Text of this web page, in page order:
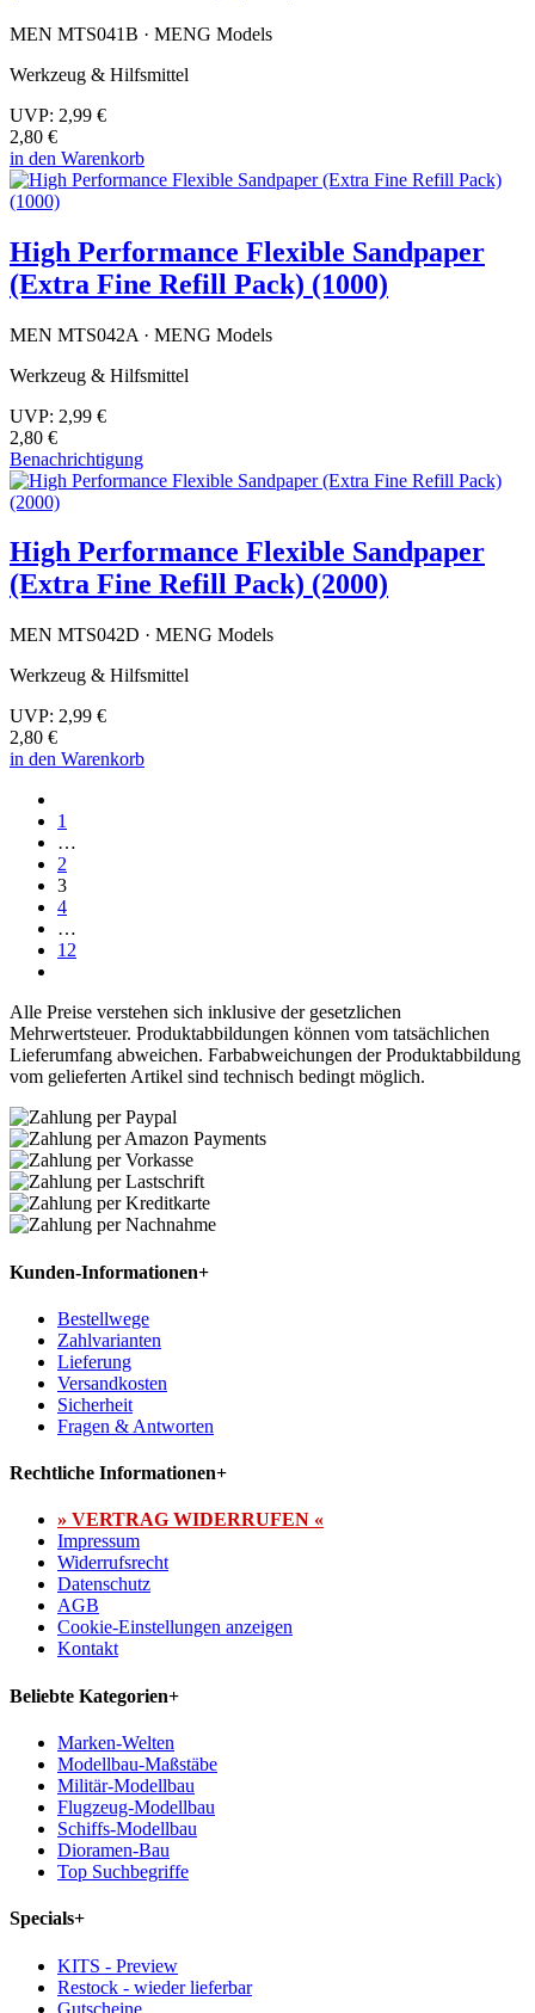
MEN MTS041B · MENG Models
Werkzeug & Hilfsmittel
UVP: 2,99 €
2,80 €
in den Warenkorb
High Performance Flexible Sandpaper
(Extra Fine Refill Pack) (1000)
MEN MTS042A · MENG Models
Werkzeug & Hilfsmittel
UVP: 2,99 €
2,80 €
Benachrichtigung
High Performance Flexible Sandpaper
(Extra Fine Refill Pack) (2000)
MEN MTS042D · MENG Models
Werkzeug & Hilfsmittel
UVP: 2,99 €
2,80 €
in den Warenkorb
1
…
2
3
4
…
12
Alle Preise verstehen sich inklusive der gesetzlichen
Mehrwertsteuer. Produktabbildungen können vom tatsächlichen
Lieferumfang abweichen. Farbabweichungen der Produktabbildung
vom gelieferten Artikel sind technisch bedingt möglich.
Kunden-Informationen+
Bestellwege
Zahlvarianten
Lieferung
Versandkosten
Sicherheit
Fragen & Antworten
Rechtliche Informationen+
» VERTRAG WIDERRUFEN «
Impressum
Widerrufsrecht
Datenschutz
AGB
Cookie-Einstellungen anzeigen
Kontakt
Beliebte Kategorien+
Marken-Welten
Modellbau-Maßstäbe
Militär-Modellbau
Flugzeug-Modellbau
Schiffs-Modellbau
Dioramen-Bau
Top Suchbegriffe
Specials+
KITS - Preview
Restock - wieder lieferbar
Gutscheine